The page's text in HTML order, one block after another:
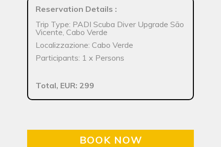
Reservation Details :
Trip Type: PADI Scuba Diver Upgrade São
Vicente, Cabo Verde
Localizzazione: Cabo Verde
Participants: 1 x Persons
Total, EUR: 299
BOOK NOW